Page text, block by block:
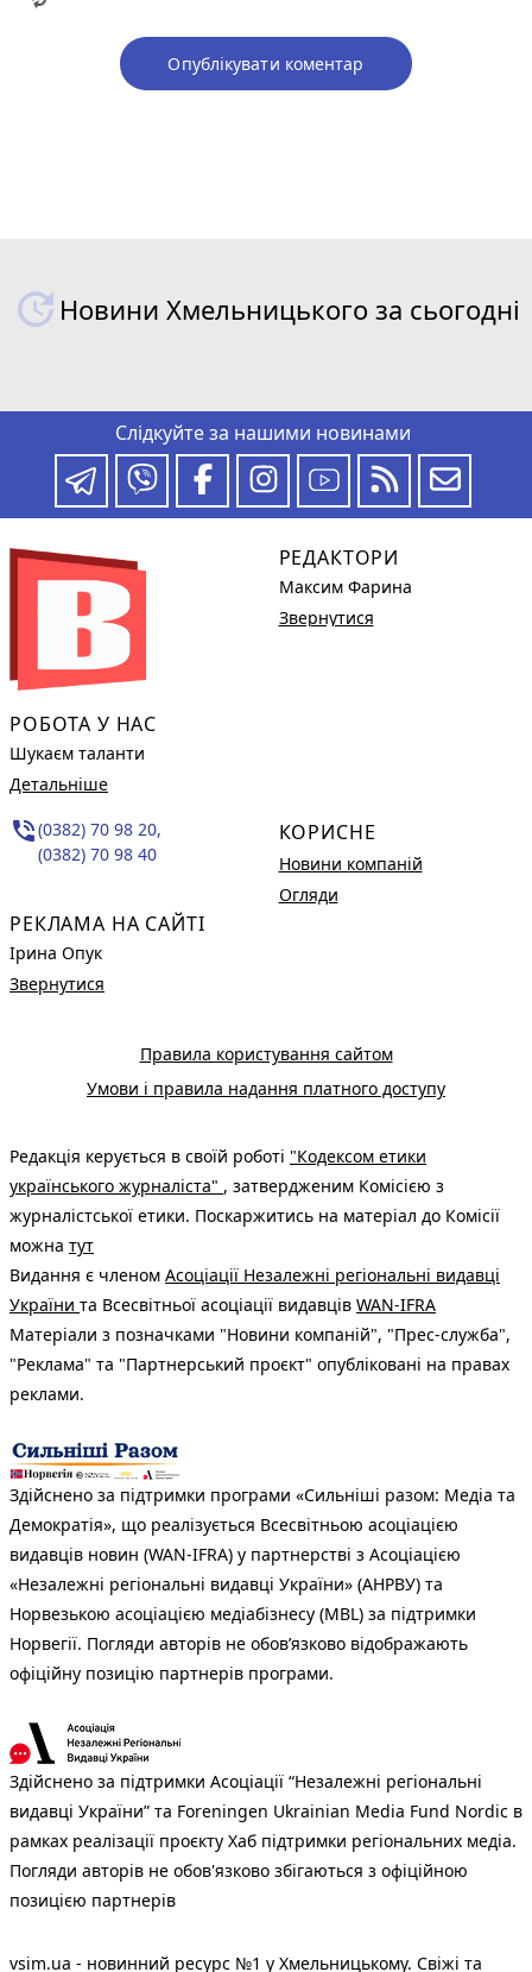
Опублікувати коментар
Новини Хмельницького за сьогодні
Слідкуйте за нашими новинами
РОБОТА У НАС
Шукаєм таланти
Детальніше
phone_in_talk(0382) 70 98 20,
(0382) 70 98 40
РЕКЛАМА НА САЙТІ
Ірина Опук
Звернутися
РЕДАКТОРИ
Максим Фарина
Звернутися
КОРИСНЕ
Новини компаній
Огляди
Правила користування сайтом
Умови і правила надання платного доступу
Редакція керується в своїй роботі "Кодексом етики
українського журналіста" , затвердженим Комісією з
журналістської етики. Поскаржитись на матеріал до Комісії
можна тут
Видання є членом Асоціації Незалежні регіональні видавці
України та Всесвітньої асоціації видавців WAN-IFRA
Матеріали з позначками "Новини компаній", "Прес-служба",
"Реклама" та "Партнерський проєкт" опубліковані на правах
реклами.
Здійснено за підтримки програми «Сильніші разом: Медіа та
Демократія», що реалізується Всесвітньою асоціацією
видавців новин (WAN-IFRA) у партнерстві з Асоціацією
«Незалежні регіональні видавці України» (АНРВУ) та
Норвезькою асоціацією медіабізнесу (MBL) за підтримки
Норвегії. Погляди авторів не обов’язково відображають
офіційну позицію партнерів програми.
Здійснено за підтримки Асоціації “Незалежні регіональні
видавці України” та Foreningen Ukrainian Media Fund Nordic в
рамках реалізації проєкту Хаб підтримки регіональних медіа.
Погляди авторів не обов'язково збігаються з офіційною
позицією партнерів
vsim.ua - новинний ресурс №1 у Хмельницькому. Свіжі та